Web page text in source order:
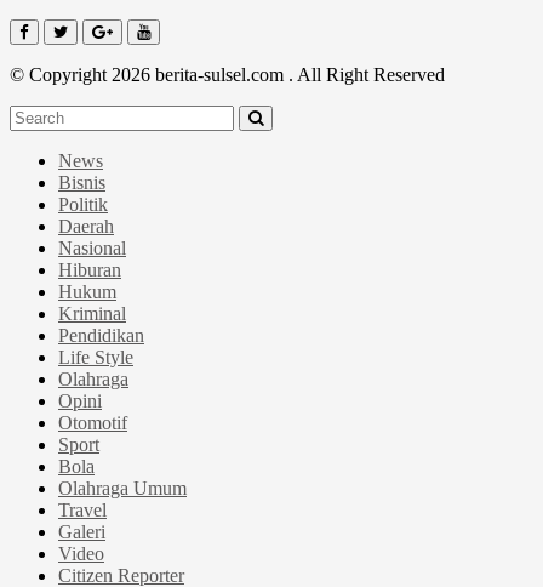
© Copyright 2026 berita-sulsel.com . All Right Reserved
News
Bisnis
Politik
Daerah
Nasional
Hiburan
Hukum
Kriminal
Pendidikan
Life Style
Olahraga
Opini
Otomotif
Sport
Bola
Olahraga Umum
Travel
Galeri
Video
Citizen Reporter